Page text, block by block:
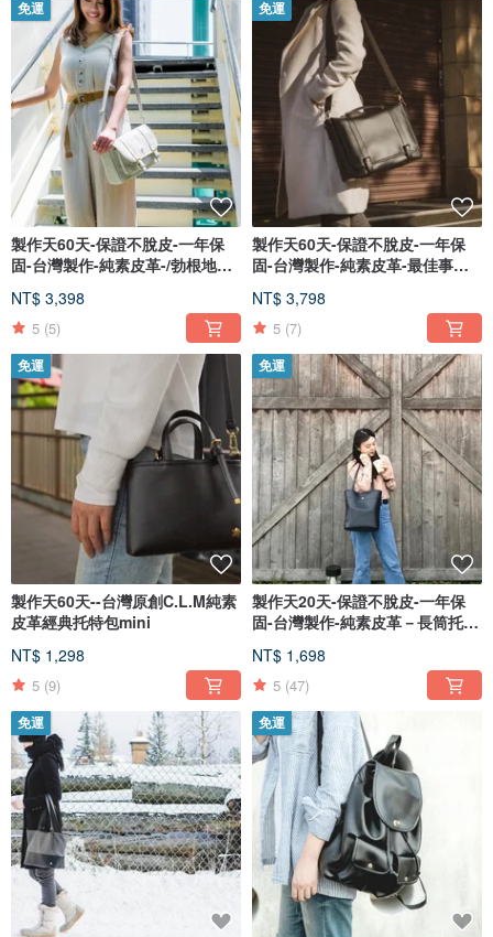
免運
製作天60天-保證不脫皮-一年保
固-台灣製作-純素皮革-/勃根地側
NT$ 3,398
5 (5)
免運
製作天60天-保證不脫皮-一年保
固-台灣製作-純素皮革-最佳事務
NT$ 3,798
5 (7)
免運
製作天60天--台灣原創C.L.M純素
皮革經典托特包mini
NT$ 1,298
5 (9)
免運
製作天20天-保證不脫皮-一年保
固-台灣製作-純素皮革－長筒托特
NT$ 1,698
5 (47)
免運 免運